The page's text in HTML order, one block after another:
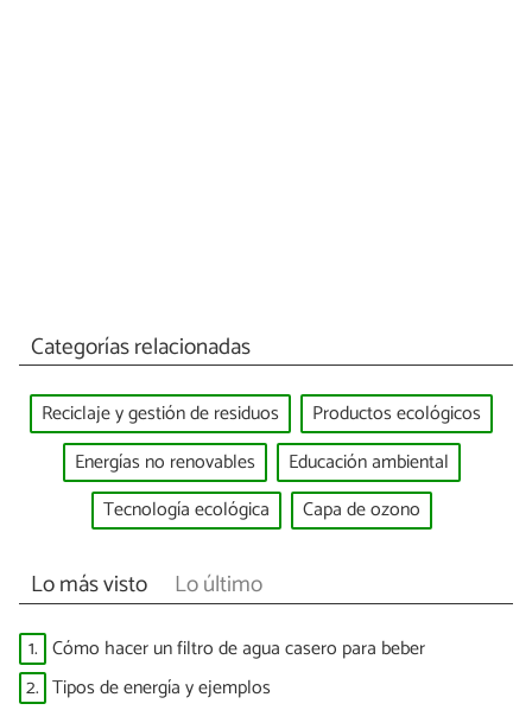
Categorías relacionadas
Reciclaje y gestión de residuos
Productos ecológicos
Energías no renovables
Educación ambiental
Tecnología ecológica
Capa de ozono
Lo más visto Lo último
1. Cómo hacer un filtro de agua casero para beber
2. Tipos de energía y ejemplos